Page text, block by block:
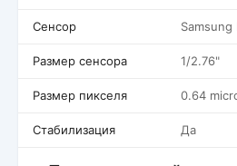
Сенсор Samsung
Размер сенсора 1/2.76"
Размер пикселя 0.64
Стабилизация Да